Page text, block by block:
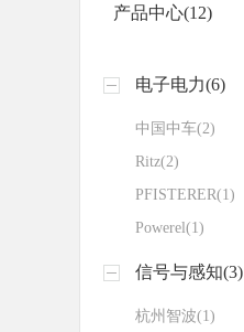
产品中心(12)
电子电力(6)
中国中车(2)
Ritz(2)
PFISTERER(1)
Powerel(1)
信号与感知(3)
杭州智波(1)